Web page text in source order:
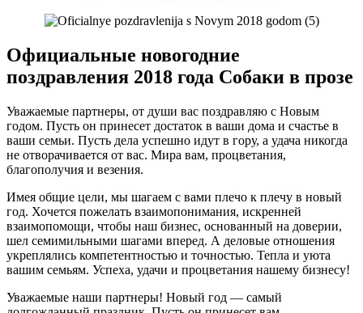
Официальные новогодние
поздравления 2018 года Собаки в прозе
Уважаемые партнеры, от души вас поздравляю с Новым
годом. Пусть он принесет достаток в ваши дома и счастье в
ваши семьи. Пусть дела успешно идут в гору, а удача никогда
не отворачивается от вас. Мира вам, процветания,
благополучия и везения.
Имея общие цели, мы шагаем с вами плечо к плечу в новый
год. Хочется пожелать взаимопонимания, искренней
взаимопомощи, чтобы наш бизнес, основанный на доверии,
шел семимильными шагами вперед. А деловые отношения
укреплялись компетентностью и точностью. Тепла и уюта
вашим семьям. Успеха, удачи и процветания нашему бизнесу!
Уважаемые наши партнеры! Новый год — самый